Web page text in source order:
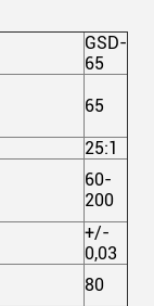
GSD-
65
65
25:1
60-
200
+/-
0,03
80